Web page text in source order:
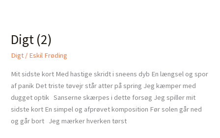
Digt (2)
Digt / Eskil Frøding
Mit sidste kort Med hastige skridt i sneens dyb En længsel og spor
af panik Det triste tøvejr står atter på spring Jeg kæmper med
dugget optik Sanserne skærpes i dette forsøg Jeg spiller mit
sidste kort En simpel og afprøvet komposition Før solen går ned
og går bort Jeg mærker hverken tørst